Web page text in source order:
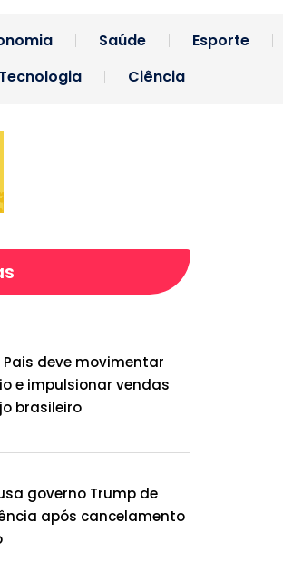
Saúde
Esporte
Tecnologia Ciência
Pais deve movimentar
e impulsionar vendas
brasileiro
governo Trump de
após cancelamento